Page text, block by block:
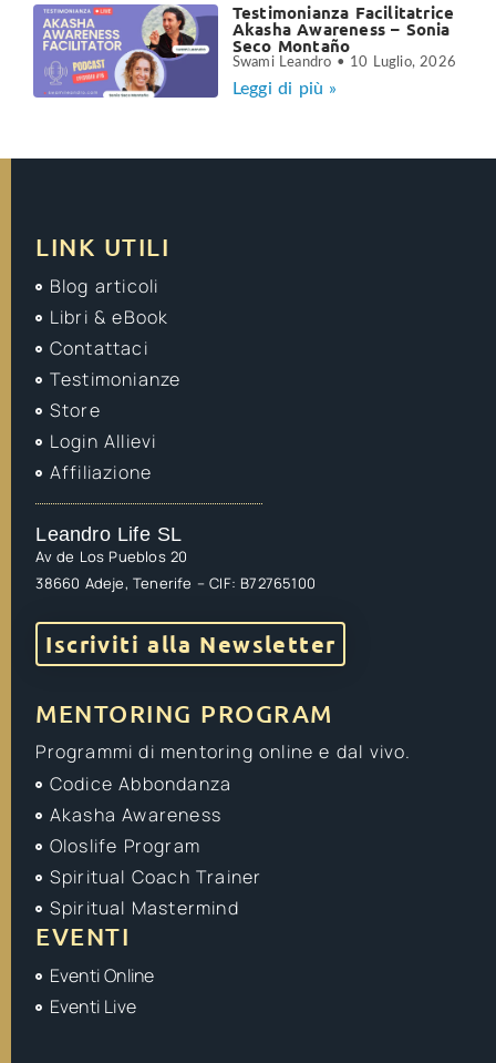
Testimonianza Facilitatrice
Akasha Awareness – Sonia
Seco Montaño
Swami Leandro 10 Luglio, 2026
Leggi di più »
LINK UTILI
Blog articoli
Libri & eBook
Contattaci
Testimonianze
Store
Login Allievi
Affiliazione
Leandro Life SL
Av de Los Pueblos 20
38660 Adeje, Tenerife – CIF: B72765100
Iscriviti alla Newsletter
MENTORING PROGRAM
Programmi di mentoring online e dal vivo.
Codice Abbondanza
Akasha Awareness
Oloslife Program
Spiritual Coach Trainer
Spiritual Mastermind
EVENTI
Eventi Online
Eventi Live